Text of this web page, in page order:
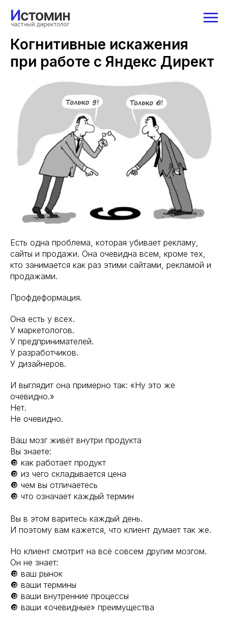
Когнитивные искажения
при работе с Яндекс Директ
Есть одна проблема, которая убивает рекламу,
сайты и продажи. Она очевидна всем, кроме тех,
кто занимается как раз этими сайтами, рекламой и
продажами.
Профдеформация.
Она есть у всех.
У маркетологов.
У предпринимателей.
У разработчиков.
У дизайнеров.
И выглядит она примерно так: «Ну это же
очевидно.»
Нет.
Не очевидно.
Ваш мозг живёт внутри продукта
Вы знаете:
🔘 как работает продукт
🔘 из чего складывается цена
🔘 чем вы отличаетесь
🔘 что означает каждый термин
Вы в этом варитесь каждый день.
И поэтому вам кажется, что клиент думает так же.
Но клиент смотрит на всё совсем другим мозгом.
Он не знает:
🔘 ваш рынок
🔘 ваши термины
🔘 ваши внутренние процессы
🔘 ваши «очевидные» преимущества